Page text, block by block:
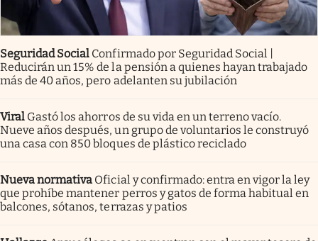
Seguridad Social Confirmado por Seguridad Social |
Reducirán un 15% de la pensión a quienes hayan trabajado
más de 40 años, pero adelanten su jubilación
Viral Gastó los ahorros de su vida en un terreno vacío.
Nueve años después, un grupo de voluntarios le construyó
una casa con 850 bloques de plástico reciclado
Nueva normativa Oficial y confirmado: entra en vigor la ley
que prohíbe mantener perros y gatos de forma habitual en
balcones, sótanos, terrazas y patios